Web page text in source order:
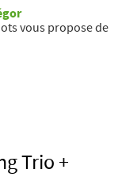
vous propose de
Trio +